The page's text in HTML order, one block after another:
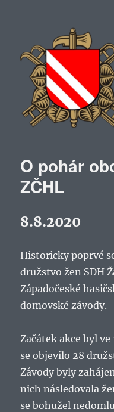
O pohár
ZČHL
8.8.2020
Historicky poprvé
družstvo žen SDH
Západočeské
domovské závody.
Začátek akce byl
se objevilo 28
Závody byly
nich následovala
se bohužel